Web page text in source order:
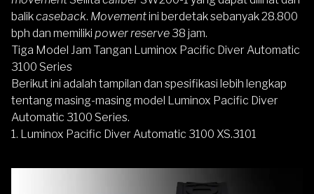
balikcaseback. Movementini berdetak sebanyak 28.800
bph dan memiliki power reserve38 jam.
Tiga Model Jam Tangan Luminox Pacific Diver Automatic
3100 Series
Berikut ini adalah tampilan dan spesifikasi lebih lengkap
tentang masing-masing model Luminox Pacific Diver
Automatic 3100 Series.
1. Luminox Pacific Diver Automatic 3100 XS.3101